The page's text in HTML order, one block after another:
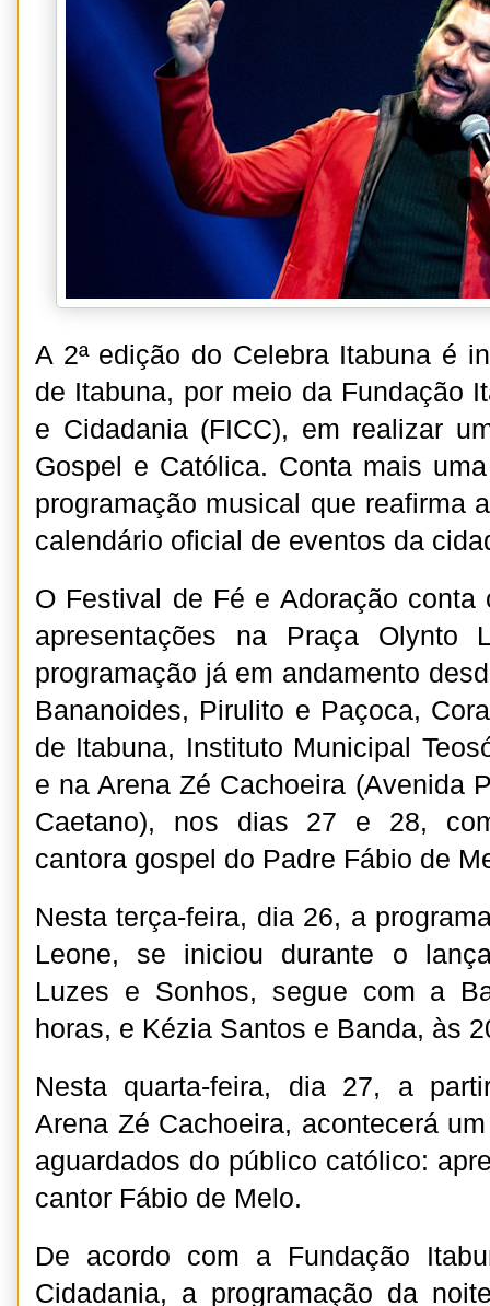
A 2ª edição do Celebra Itabuna é
de Itabuna, por meio da Fundação
e Cidadania (FICC), em realizar
Gospel e Católica. Conta mais
programação musical que reafirma
calendário oficial de eventos da
O Festival de Fé e Adoração conta
apresentações na Praça Olynto
programação já em andamento
Bananoides, Pirulito e Paçoca,
de Itabuna, Instituto Municipal
e na Arena Zé Cachoeira (Avenida
Caetano), nos dias 27 e 28,
cantora gospel do Padre Fábio de
Nesta terça-feira, dia 26, a
Leone, se iniciou durante o
Luzes e Sonhos, segue com a
horas, e Kézia Santos e Banda, às
Nesta quarta-feira, dia 27, a
Arena Zé Cachoeira, acontecerá
aguardados do público católico:
cantor Fábio de Melo.
De acordo com a Fundação
Cidadania, a programação da